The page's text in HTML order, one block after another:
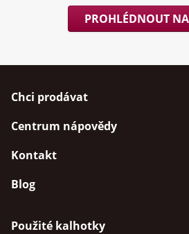
PROHLÉDNOUT
Chci prodávat
Centrum nápovědy
Kontakt
Blog
Použité kalhotky